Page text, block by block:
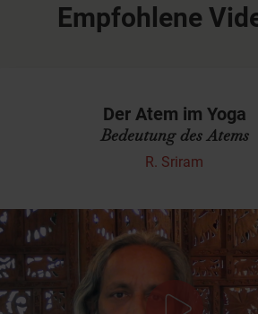
Empfohlene
Der Atem im Yoga
Bedeutung des Atems
R. Sriram
Der Atem aus der Sicht des
R. Sriram spricht über die Bedeutung des
Yogapraxis im Bezug auf Patanjalis